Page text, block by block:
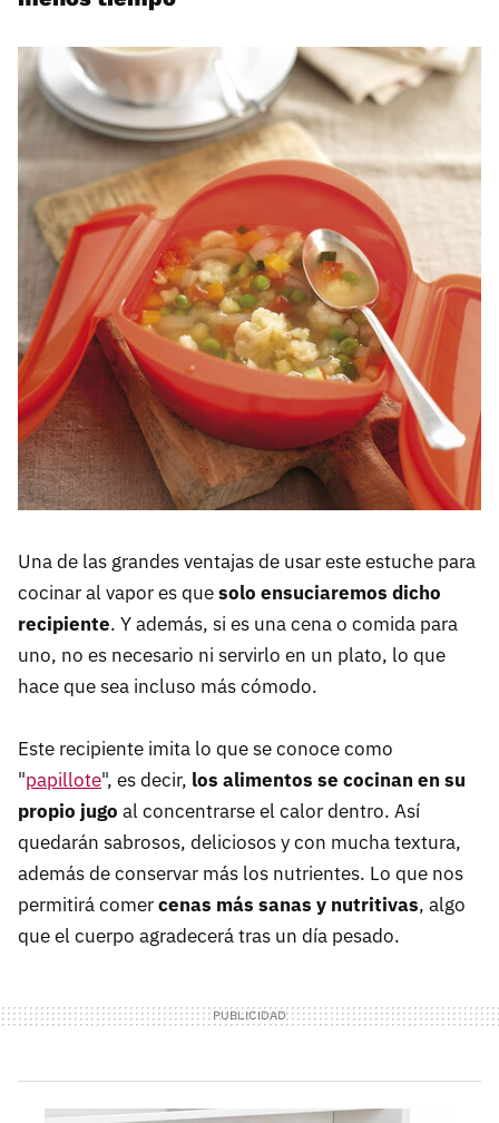
Una de las grandes ventajas de usar este estuche para
cocinar al vapor es quesolo ensuciaremos dicho
recipiente. Y además, si es una cena o comida para
uno, no es necesario ni servirlo en un plato, lo que
hace que sea incluso más cómodo.
Este recipiente imita lo que se conoce como
"papillote", es decir, los alimentos se cocinan en su
propio jugo al concentrarse el calor dentro. Así
quedarán sabrosos, deliciosos y con mucha textura,
además de conservar más los nutrientes. Lo que nos
permitirá comercenas más sanas y nutritivas, algo
que el cuerpo agradecerá tras un día pesado.